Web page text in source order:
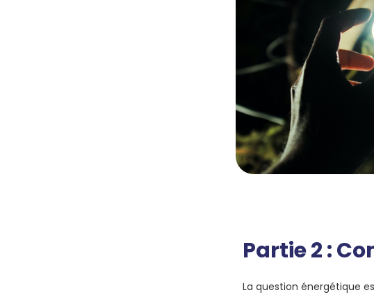
Partie 2 :
La question énergétique